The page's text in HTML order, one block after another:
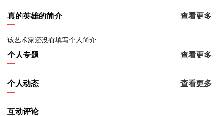
真的英雄的简介 查看更多
该艺术家还没有填写个人简介
个人专题 查看更多
个人动态 查看更多
互动评论